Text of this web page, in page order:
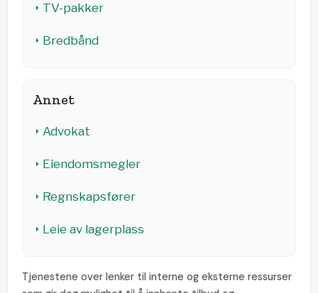
TV-pakker
Bredbånd
Annet
Advokat
Eiendomsmegler
Regnskapsfører
Leie av lagerplass
Tjenestene over lenker til interne og eksterne ressurser